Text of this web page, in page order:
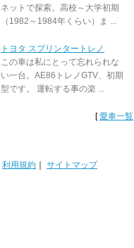
ネットで探索。高校～大学初期
（1982～1984年くらい）ま ...
トヨタ スプリンタートレノ
この車は私にとって忘れられな
い一台。AE86トレノGTV、初期
型です。 運転する事の楽 ...
[愛車一覧
利用規約 サイトマップ